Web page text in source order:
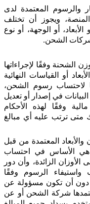
والرسوم المعتمدة لدى
ويجوز أن تختلف
أو الوجهة، أو نوع
شركات الشحن.
الشحنة وفقًا لإجراءاتها
أو القياسات النهائية
لاحتساب رسوم الشحن،
في إصدار أو تعديل
وفقًا لهذه الأحكام
متى ترتب عليه أي مبالغ
المعتمدة من قبل
الأساس في احتساب
الزائدة، وأن دور
الرسوم وفقًا
دون أن تكون مسؤولة عن
شركة الشحن أو عن